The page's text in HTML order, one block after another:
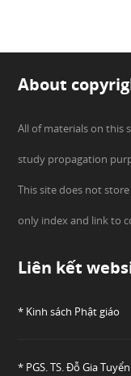
About
All of materials on this
study propagation
This site does not
only index and link to
Liên kết
* Kinh sách Phật giáo
* PGS. TS. Đỗ Gia Tuyển